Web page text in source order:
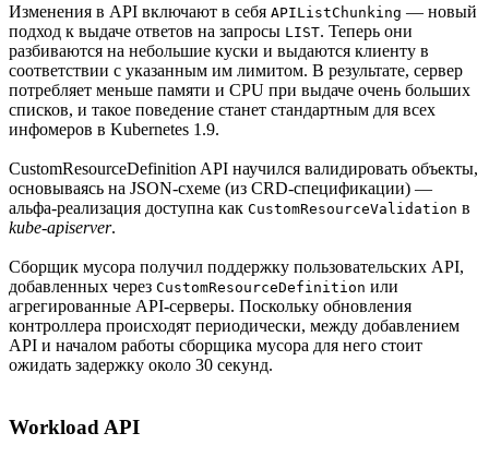
Изменения в API включают в себя APIListChunking — новый
подход к выдаче ответов на запросы LIST. Теперь они
разбиваются на небольшие куски и выдаются клиенту в
соответствии с указанным им лимитом. В результате, сервер
потребляет меньше памяти и CPU при выдаче очень больших
списков, и такое поведение станет стандартным для всех
инфомеров в Kubernetes 1.9.
CustomResourceDefinition API научился валидировать объекты,
основываясь на JSON-схеме (из CRD-спецификации) —
альфа-реализация доступна как CustomResourceValidation в
kube-apiserver.
Сборщик мусора получил поддержку пользовательских API,
добавленных через CustomResourceDefinition или
агрегированные API-серверы. Поскольку обновления
контроллера происходят периодически, между добавлением
API и началом работы сборщика мусора для него стоит
ожидать задержку около 30 секунд.
Workload API